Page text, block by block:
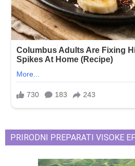
PRIRODNI PREPARATI VISOKE